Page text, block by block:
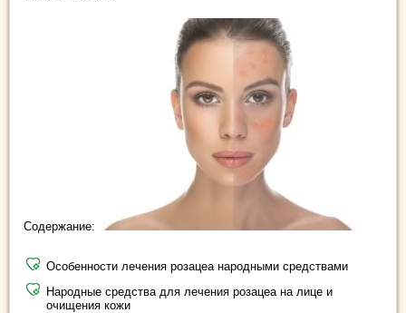
Содержание:
Особенности лечения розацеа народными средствами
Народные средства для лечения розацеа на лице и
очищения кожи